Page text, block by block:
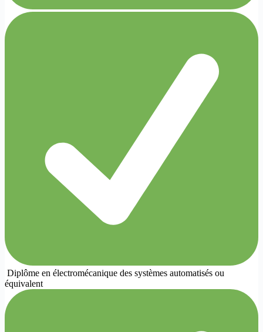
Diplôme en électromécanique des systèmes automatisés ou
équivalent